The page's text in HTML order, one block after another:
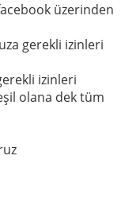
üzerinden
gerekli izinleri
izinleri
olana dek tüm